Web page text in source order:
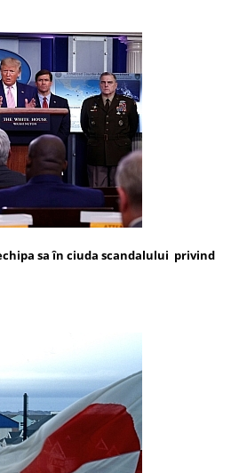
sa în ciuda scandalului privind